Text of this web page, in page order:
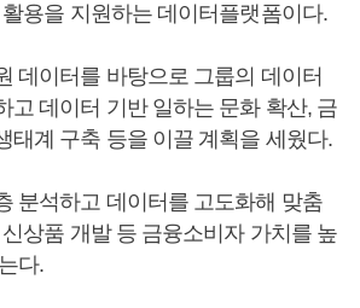
용을 지원하는 데이터플랫폼이다.
데이터를 바탕으로 그룹의 데이터
고 데이터 기반 일하는 문화 확산, 금
태계 구축 등을 이끌 계획을 세웠다.
분석하고 데이터를 고도화해 맞춤
상품 개발 등 금융소비자 가치를 높
다.